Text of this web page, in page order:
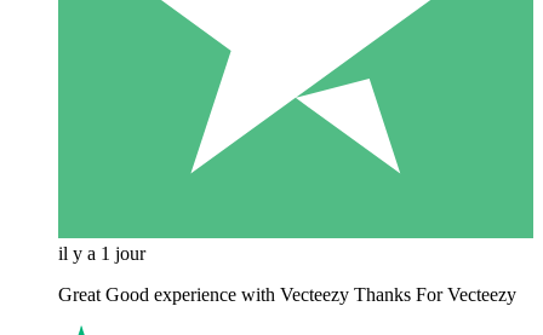
il y a 1 jour
Great Good experience with Vecteezy Thanks For Vecteezy